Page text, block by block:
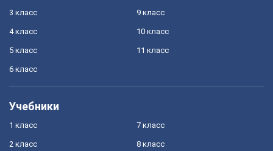
3 класс
4 класс
5 класс
6 класс
9 класс
10 класс
11 класс
Учебники
1 класс
2 класс
7 класс
8 класс